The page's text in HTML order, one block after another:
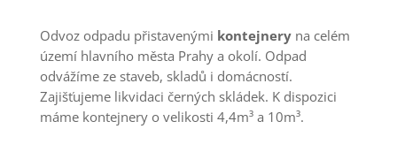
Odvoz odpadu přistavenými kontejneryna celém
území hlavního města Prahy a okolí. Odpad
odvážíme ze staveb, skladů i domácností.
Zajišťujeme likvidaci černých skládek. K dispozici
máme kontejnery o velikosti 4,4m³a 10m³.